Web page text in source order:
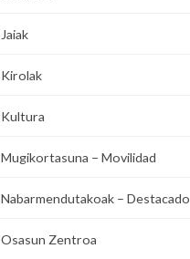
Jaiak
Kirolak
Kultura
Mugikortasuna – Movilidad
Nabarmendutakoak – Destacado
Osasun Zentroa